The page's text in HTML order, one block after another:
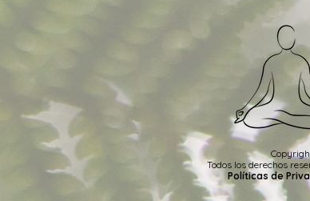
Todos los derechos
Políticas de